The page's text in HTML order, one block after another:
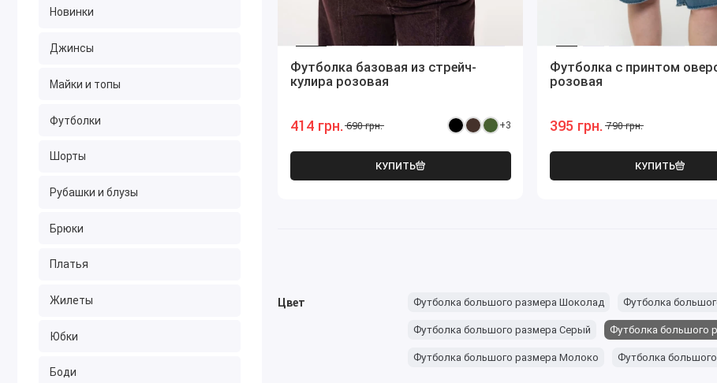
Новинки
Джинсы
Майки и топы
Футболки
Шорты
Рубашки и блузы
Брюки
Платья
Жилеты
Юбки
Боди
Футболка базовая из стрейч-
кулира розовая
414 грн. 690 грн. +3
КУПИТЬ
Футболка с принтом
розовая
395 грн. 790 грн.
КУПИТЬ
Цвет Футболка большого размера Шоколад Футболка
Футболка большого размера Серый Футболка большого
Футболка большого размера Молоко Футболка